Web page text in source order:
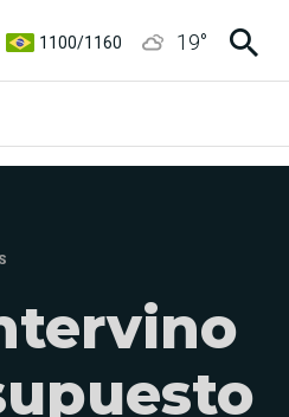
3,8/4
19°